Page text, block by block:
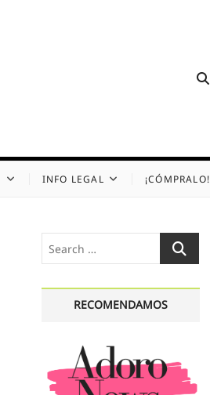
INFO LEGAL ¡CÓMPRALO!
Search
…
RECOMENDAMOS